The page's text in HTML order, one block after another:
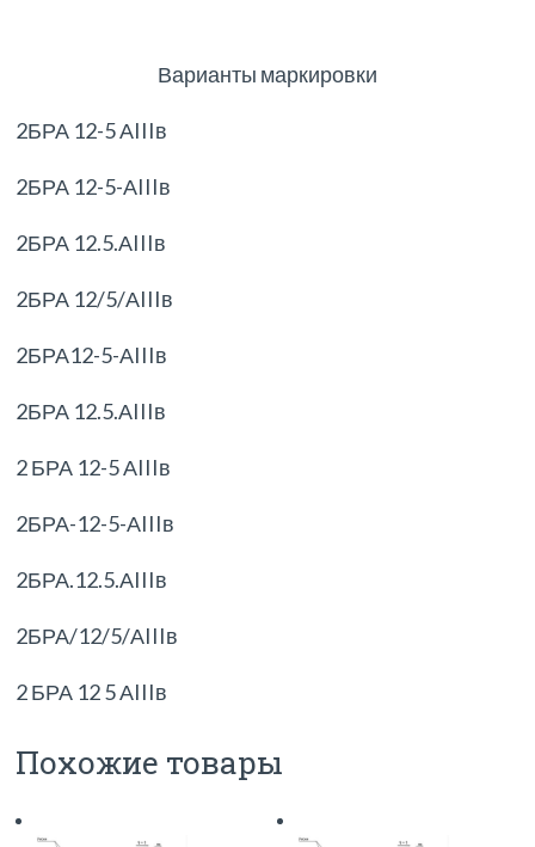
Варианты маркировки
2БРА 12-5 АIIIв
2БРА 12-5-АIIIв
2БРА 12.5.АIIIв
2БРА 12/5/АIIIв
2БРА12-5-АIIIв
2БРА 12.5.АIIIв
2 БРА 12-5 АIIIв
2БРА-12-5-АIIIв
2БРА.12.5.АIIIв
2БРА/12/5/АIIIв
2 БРА 12 5 АIIIв
Похожие товары